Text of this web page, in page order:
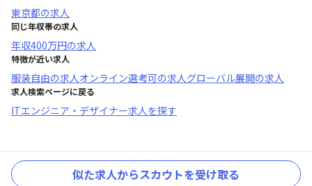
東京都の求人
同じ年収帯の求人
年収400万円の求人
特徴が近い求人
服装自由の求人オンライン選考可の求人グローバル展開の求人
求人検索ページに戻る
ITエンジニア・デザイナー求人を探す
似た求人からスカウトを受け取る